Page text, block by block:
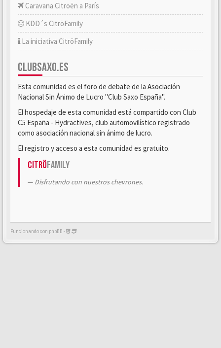
Caravana Citroën a París
KDD´s CitröFamily
La iniciativa CitröFamily
CLUBSAXO.ES
Esta comunidad es el foro de debate de la Asociación
Nacional Sin Ánimo de Lucro "Club Saxo España".
El hospedaje de esta comunidad está compartido con Club
C5 España - Hydractives, club automovilístico registrado
como asociación nacional sin ánimo de lucro.
El registro y acceso a esta comunidad es gratuito.
CitröFamily
Disfrutando con nuestros chevrones.
Funcionando con phpBB -